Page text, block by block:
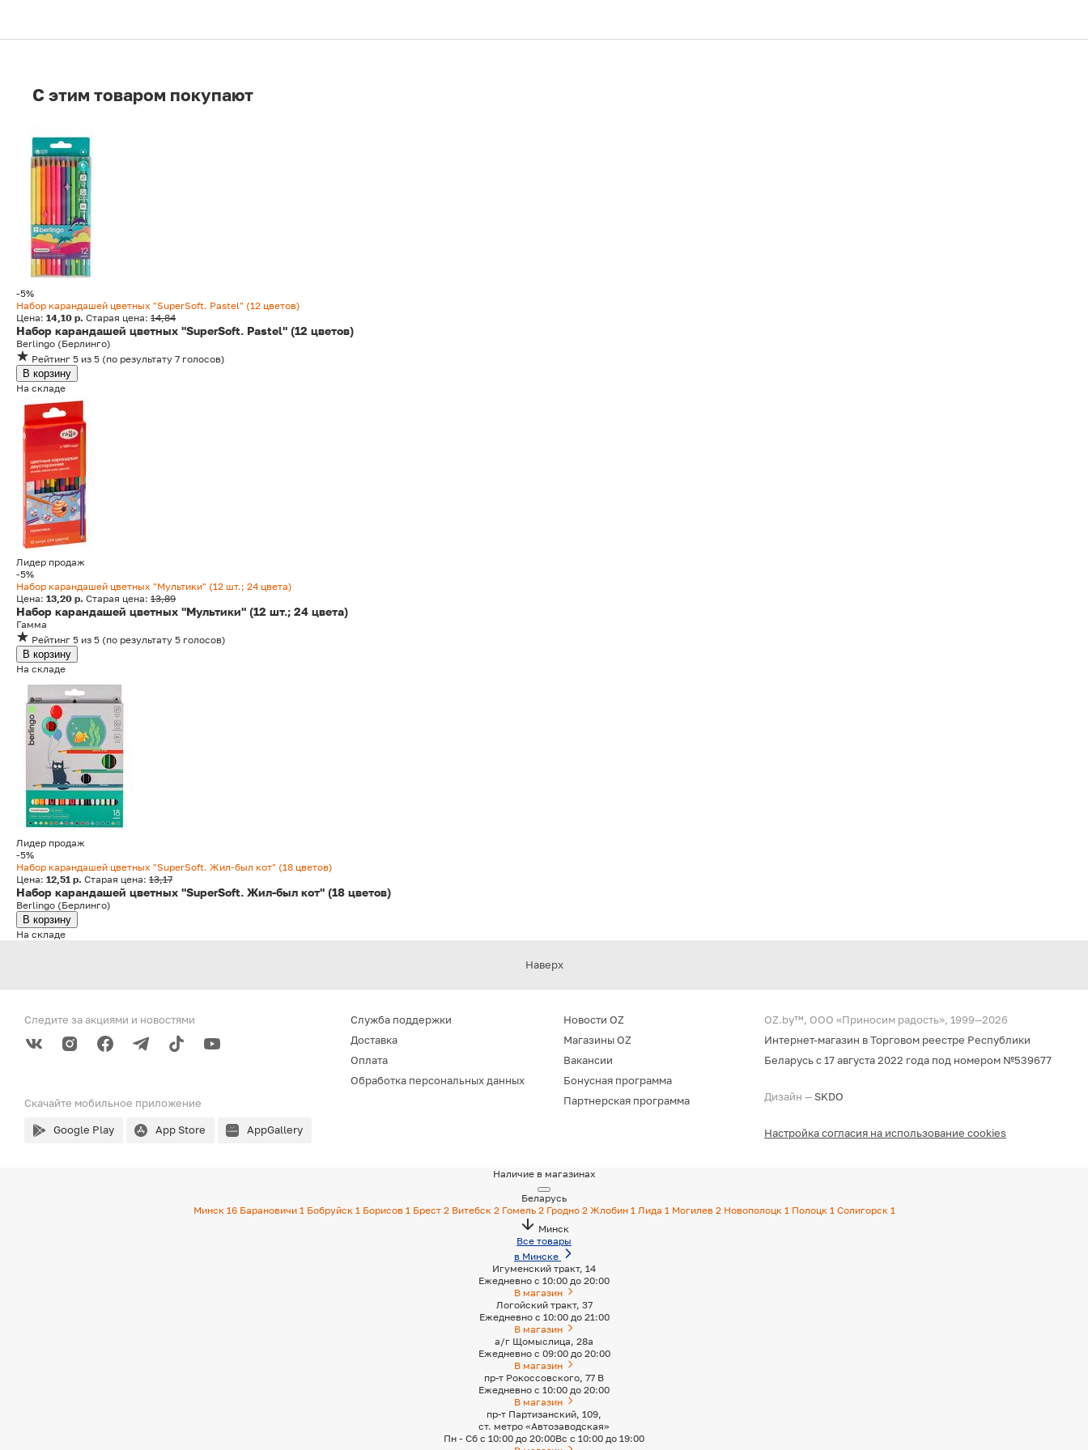
C этим товаром покупают
-5%
Набор карандашей цветных "SuperSoft. Pastel" (12 цветов)
Цена: 14,10 р. Старая цена: 14,84
Набор карандашей цветных "SuperSoft. Pastel" (12 цветов)
Berlingo (Берлинго)
Рейтинг 5 из 5 (по результату 7 голосов)
В корзину
На складе
Лидер продаж
-5%
Набор карандашей цветных "Мультики" (12 шт.; 24 цвета)
Цена: 13,20 р. Старая цена: 13,89
Набор карандашей цветных "Мультики" (12 шт.; 24 цвета)
Гамма
Рейтинг 5 из 5 (по результату 5 голосов)
В корзину
На складе
Лидер продаж
-5%
Набор карандашей цветных "SuperSoft. Жил-был кот" (18 цветов)
Цена: 12,51 р. Старая цена: 13,17
Набор карандашей цветных "SuperSoft. Жил-был кот" (18 цветов)
Berlingo (Берлинго)
В корзину
На складе
Наверх
Следите за акциями и новостями
Скачайте мобильное приложение
Google Play App Store AppGallery
Служба поддержки
Доставка
Оплата
Обработка персональных данных
Новости OZ
Магазины OZ
Вакансии
Бонусная программа
Партнерская программа
OZ.by™, ООО «Приносим радость», 1999—2026
Интернет-магазин в Торговом реестре Республики
Беларусь с 17 августа 2022 года под номером №539677
Дизайн — SKDO
Настройка согласия на использование cookies
Наличие в магазинах
Беларусь
Минск 16 Барановичи 1 Бобруйск 1 Борисов 1 Брест 2 Витебск 2 Гомель 2 Гродно 2 Жлобин 1 Лида 1 Могилев 2 Новополоцк 1 Полоцк 1 Солигорск 1
Минск
Все товары
в Минске
Игуменский тракт, 14
Ежедневно с 10:00 до 20:00
В магазин
Логойский тракт, 37
Ежедневно с 10:00 до 21:00
В магазин
а/г Щомыслица, 28а
Ежедневно с 09:00 до 20:00
В магазин
пр-т Рокоссовского, 77 В
Ежедневно с 10:00 до 20:00
В магазин
пр-т Партизанский, 109,
ст. метро «Автозаводская»
Пн - Сб с 10:00 до 20:00Вс с 10:00 до 19:00